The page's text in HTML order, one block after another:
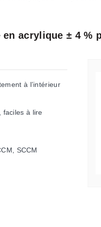
acrylique ± 4 %
à l’intérieur
faciles à lire
SCCM